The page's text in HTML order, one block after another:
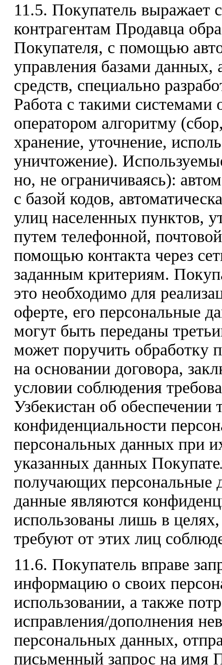
11.5. Покупатель выражает
контрагентам Продавца
Покупателя, с помощью
управления базами
средств, специально
Работа с такими системами
оператором алгоритму
хранение, уточнение,
уничтожение).
но, не ограничиваясь):
с базой кодов,
улиц населенных пунктов,
путем телефонной,
помощью контакта через
заданным критериям.
это необходимо для
оферте, его персональные
могут быть переданы
может поручить обработку
на основании договора,
условии соблюдения
Узбекистан об
конфиденциальности
персональных данных при
указанных данных
получающих персональные
данные являются
использованы лишь в
требуют от этих лиц
11.6. Покупатель вправе
информацию о своих
использовании, а также
исправления/дополнения
персональных данных,
письменный запрос на имя